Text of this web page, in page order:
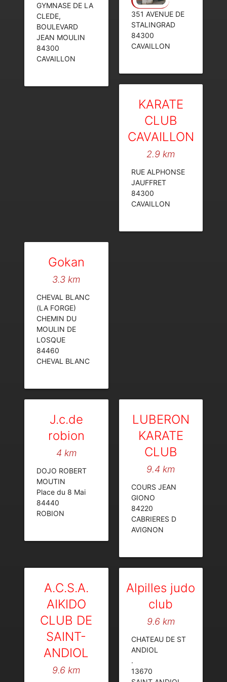
GYMNASE DE LA
CLEDE,
BOULEVARD
JEAN MOULIN
84300
CAVAILLON
351 AVENUE DE
STALINGRAD
84300
CAVAILLON
KARATE
CLUB
CAVAILLON
2.9 km
RUE ALPHONSE
JAUFFRET
84300
CAVAILLON
Gokan
3.3 km
CHEVAL BLANC
(LA FORGE)
CHEMIN DU
MOULIN DE
LOSQUE
84460
CHEVAL BLANC
J.c.de
robion
4 km
DOJO ROBERT
MOUTIN
Place du 8 Mai
84440
ROBION
LUBERON
KARATE
CLUB
9.4 km
COURS JEAN
GIONO
84220
CABRIERES D
AVIGNON
A.C.S.A.
AIKIDO
CLUB DE
SAINT-
ANDIOL
9.6 km
Alpilles judo
club
9.6 km
CHATEAU DE ST
ANDIOL
.
13670